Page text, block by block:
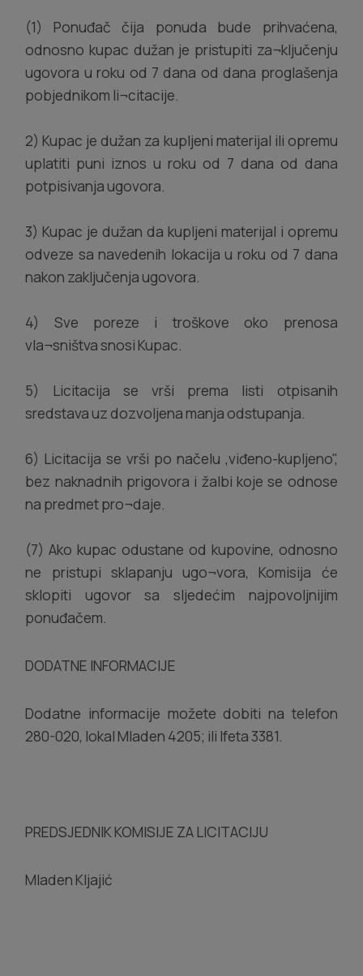
(1) Ponuđač čija ponuda bude prihvaćena,
odnosno kupac dužan je pristupiti za¬ključenju
ugovora u roku od 7 dana od dana proglašenja
pobjednikom li¬citacije.
2) Kupac je dužan za kupljeni materijal ili opremu
uplatiti puni iznos u roku od 7 dana od dana
potpisivanja ugovora.
3) Kupac je dužan da kupljeni materijal i opremu
odveze sa navedenih lokacija u roku od 7 dana
nakon zaključenja ugovora.
4) Sve poreze i troškove oko prenosa
vla¬sništva snosi Kupac.
5) Licitacija se vrši prema listi otpisanih
sredstava uz dozvoljena manja odstupanja.
6) Licitacija se vrši po načelu ,viđeno-kupljeno",
bez naknadnih prigovora i žalbi koje se odnose
na predmet pro¬daje.
(7) Ako kupac odustane od kupovine, odnosno
ne pristupi sklapanju ugo¬vora, Komisija će
sklopiti ugovor sa sljedećim najpovoljnijim
ponuđačem.
DODATNE INFORMACIJE
Dodatne informacije možete dobiti na telefon
280-020, lokal Mladen 4205; ili Ifeta 3381.
PREDSJEDNIK KOMISIJE ZA LICITACIJU
Mladen Kljajić